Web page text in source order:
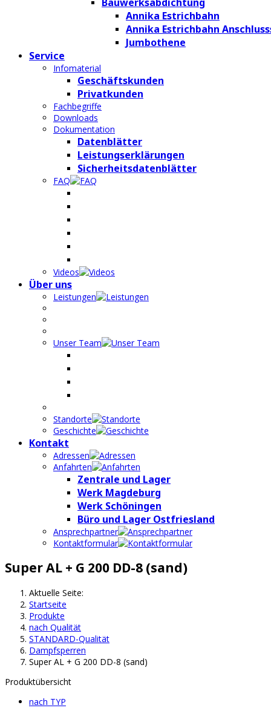
Annika Estrichbahn
Annika Estrichbahn
Jumbothene
Service
Infomaterial
Geschäftskunden
Privatkunden
Fachbegriffe
Downloads
Dokumentation
Datenblätter
Leistungserklärungen
Sicherheitsdatenblätter
FAQ
Videos
Über uns
Leistungen
Unser Team
Standorte
Geschichte
Kontakt
Adressen
Anfahrten
Zentrale und Lager
Werk Magdeburg
Werk Schöningen
Büro und Lager Ostfriesland
Ansprechpartner
Kontaktformular
Super AL + G 200 DD-8 (sand)
Aktuelle Seite:
Startseite
Produkte
nach Qualität
STANDARD-Qualität
Dampfsperren
Super AL + G 200 DD-8 (sand)
Produktübersicht
nach TYP